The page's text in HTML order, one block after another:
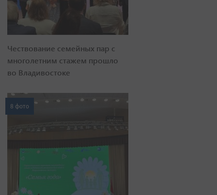
Чествование семейных пар с
многолетним стажем прошло
во Владивостоке
8 фото